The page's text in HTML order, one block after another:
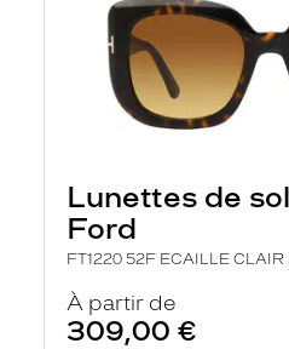
Lunettes de
Ford
FT1220 52F ECAILLE CLAIR
À partir de
309,00 €